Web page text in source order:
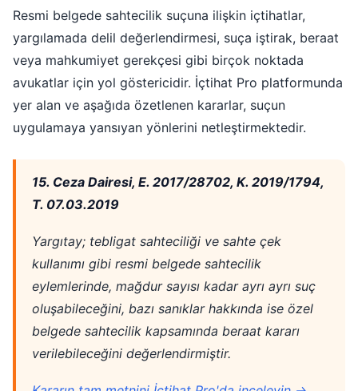
Resmi belgede sahtecilik suçuna ilişkin içtihatlar,
yargılamada delil değerlendirmesi, suça iştirak, beraat
veya mahkumiyet gerekçesi gibi birçok noktada
avukatlar için yol göstericidir. İçtihat Pro platformunda
yer alan ve aşağıda özetlenen kararlar, suçun
uygulamaya yansıyan yönlerini netleştirmektedir.
15. Ceza Dairesi, E. 2017/28702, K. 2019/1794,
T. 07.03.2019
Yargıtay; tebligat sahteciliği ve sahte çek
kullanımı gibi resmi belgede sahtecilik
eylemlerinde, mağdur sayısı kadar ayrı ayrı suç
oluşabileceğini, bazı sanıklar hakkında ise özel
belgede sahtecilik kapsamında beraat kararı
verilebileceğini değerlendirmiştir.